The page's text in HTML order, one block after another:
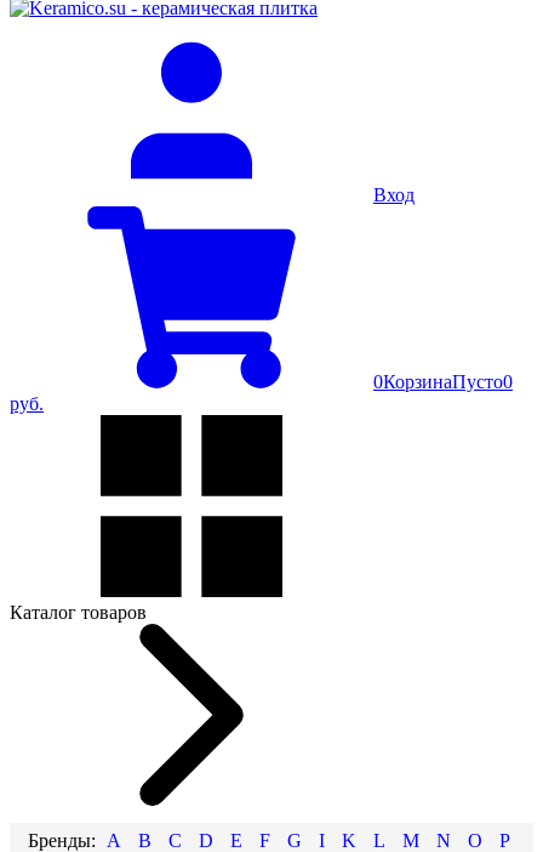
Вход
0КорзинаПусто0
руб.
Каталог товаров
A B C D E F G I K L M N O
P